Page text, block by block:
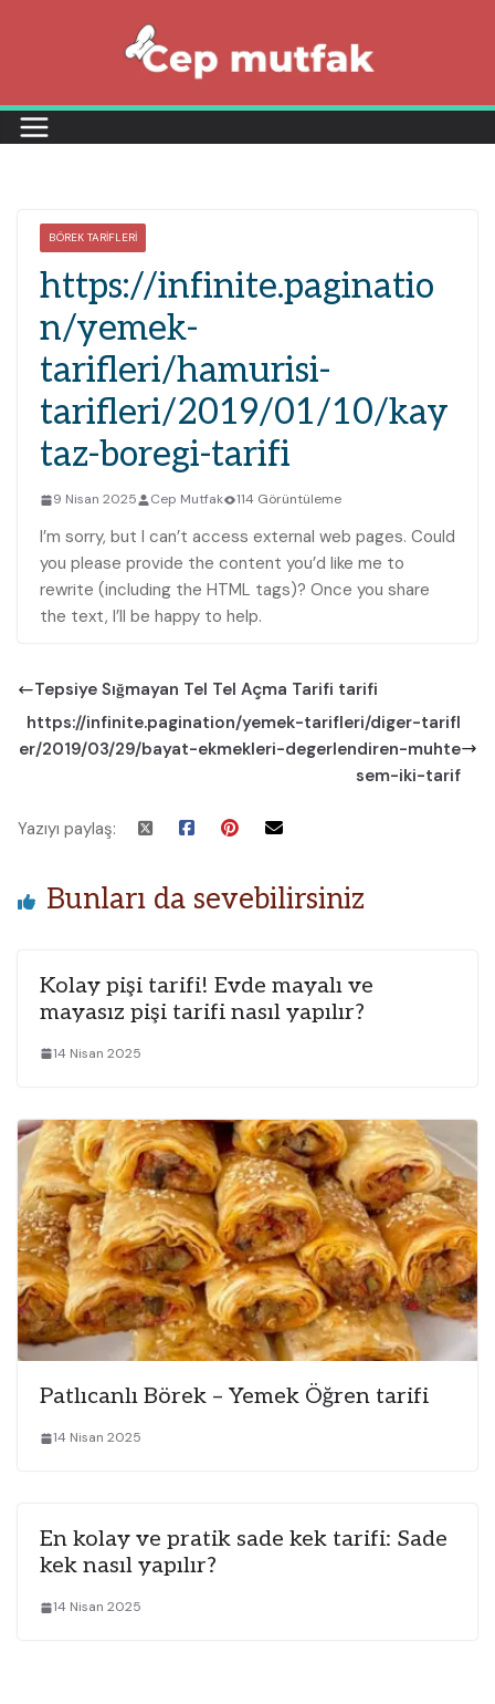
BÖREK TARIFLERI
https://infinite.paginatio
n/yemek-
tarifleri/hamurisi-
tarifleri/2019/01/10/kay
taz-boregi-tarifi
9 Nisan 2025 Cep Mutfak 114 Görüntüleme
I’m sorry, but I can’t access external web pages. Could
you please provide the content you’d like me to
rewrite (including the HTML tags)? Once you share
the text, I’ll be happy to help.
Tepsiye Sığmayan Tel Tel Açma Tarifi tarifi
https://infinite.pagination/yemek-tarifleri/diger-tarifl
er/2019/03/29/bayat-ekmekleri-degerlendiren-muhte
sem-iki-tarif
Yazıyı paylaş:
Bunları da sevebilirsiniz
Kolay pişi tarifi! Evde mayalı ve
mayasız pişi tarifi nasıl yapılır?
14 Nisan 2025
Patlıcanlı Börek – Yemek Öğren tarifi
14 Nisan 2025
En kolay ve pratik sade kek tarifi: Sade
kek nasıl yapılır?
14 Nisan 2025